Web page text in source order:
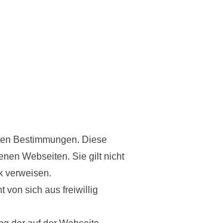
Bestimmungen. Diese
Webseiten. Sie gilt nicht
verweisen.
von sich aus freiwillig